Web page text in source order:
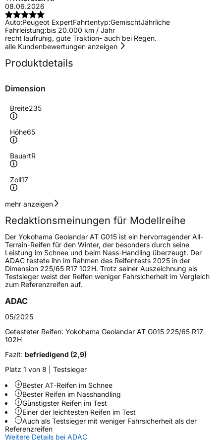
08.06.2026
Auto:Peugeot ExpertFahrtentyp:GemischtJährliche
Fahrleistung:bis 20.000 km / Jahr
recht laufruhig, gute Traktion- auch bei Regen.
alle Kundenbewertungen anzeigen
Produktdetails
Dimension
Breite235
Höhe65
BauartR
Zoll17
Geschwindigkeitsindex
Höchstgeschwindigkeit
210 km/h
Lastindex108
Höchstlast1000 kg
Generelle Merkmale
Fahrzeugtyp
Verwendung
ModellnameGeolandar AT G015
FahrzeugartPKW & SUV
Weitere Eigenschaften
SchlauchtypTL
ZustandNeureifen
mehr anzeigen
Redaktionsmeinungen für Modellreihe
Der Yokohama Geolandar AT G015 ist ein hervorragender All-
Terrain-Reifen für den Winter, der besonders durch seine
Leistung im Schnee und beim Nass-Handling überzeugt. Der
ADAC testete ihn im Rahmen des Reifentests 2025 in der
Dimension 225/65 R17 102H. Trotz seiner Auszeichnung als
Testsieger weist der Reifen weniger Fahrsicherheit im Vergleich
zum Referenzreifen auf.
ADAC
05/2025
Getesteter Reifen: Yokohama Geolandar AT G015 225/65 R17
102H
Fazit: befriedigend (2,9)
Platz 1 von 8 | Testsieger
Bester AT-Reifen im Schnee
Bester Reifen im Nasshandling
Günstigster Reifen im Test
Einer der leichtesten Reifen im Test
Auch als Testsieger mit weniger Fahrsicherheit als der
Referenzreifen
Weitere Details bei ADAC